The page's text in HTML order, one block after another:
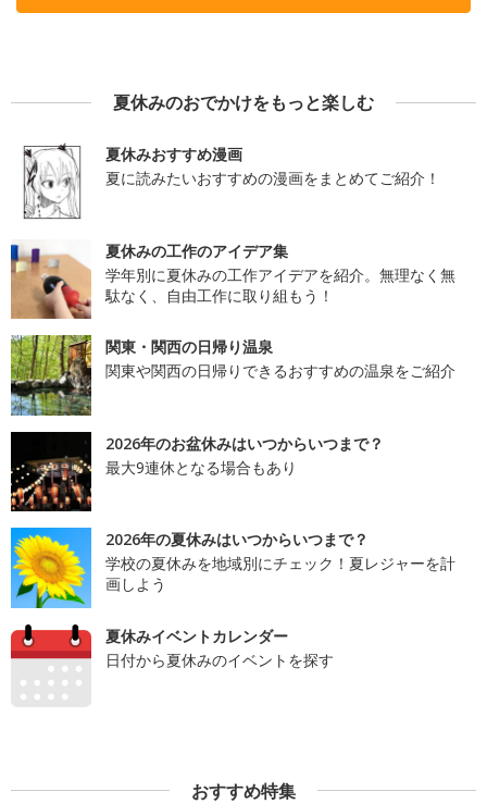
夏休みのおでかけをもっと楽しむ
夏休みおすすめ漫画
夏に読みたいおすすめの漫画をまとめてご紹介！
夏休みの工作のアイデア集
学年別に夏休みの工作アイデアを紹介。無理なく無
駄なく、自由工作に取り組もう！
関東・関西の日帰り温泉
関東や関西の日帰りできるおすすめの温泉をご紹介
2026年のお盆休みはいつからいつまで？
最大9連休となる場合もあり
2026年の夏休みはいつからいつまで？
学校の夏休みを地域別にチェック！夏レジャーを計
画しよう
夏休みイベントカレンダー
日付から夏休みのイベントを探す
おすすめ特集